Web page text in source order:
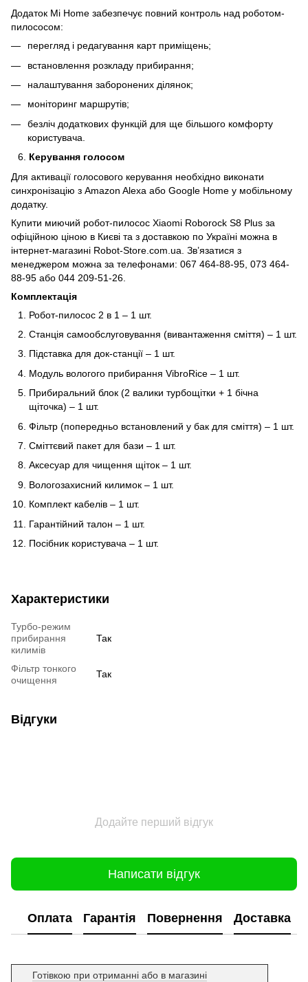
Додаток Mi Home забезпечує повний контроль над роботом-
пилососом:
перегляд і редагування карт приміщень;
встановлення розкладу прибирання;
налаштування заборонених ділянок;
моніторинг маршрутів;
безліч додаткових функцій для ще більшого комфорту
користувача.
Керування голосом
Для активації голосового керування необхідно виконати
синхронізацію з Amazon Alexa або Google Home у мобільному
додатку.
Купити миючий робот-пилосос Xiaomi Roborock S8 Plus за
офіційною ціною в Києві та з доставкою по Україні можна в
інтернет-магазині Robot-Store.com.ua. Зв’язатися з
менеджером можна за телефонами: 067 464-88-95, 073 464-
88-95 або 044 209-51-26.
Комплектація
Робот-пилосос 2 в 1 – 1 шт.
Станція самообслуговування (вивантаження сміття) – 1 шт.
Підставка для док-станції – 1 шт.
Модуль вологого прибирання VibroRice – 1 шт.
Прибиральний блок (2 валики турбощітки + 1 бічна
щіточка) – 1 шт.
Фільтр (попередньо встановлений у бак для сміття) – 1 шт.
Сміттєвий пакет для бази – 1 шт.
Аксесуар для чищення щіток – 1 шт.
Вологозахисний килимок – 1 шт.
Комплект кабелів – 1 шт.
Гарантійний талон – 1 шт.
Посібник користувача – 1 шт.
Характеристики
Турбо-режим
прибирання
килимів
Так
Фільтр тонкого
очищення
Так
Відгуки
Додайте перший відгук
Написати відгук
Оплата Гарантія Повернення Доставка
Готівкою при отриманні або в магазині